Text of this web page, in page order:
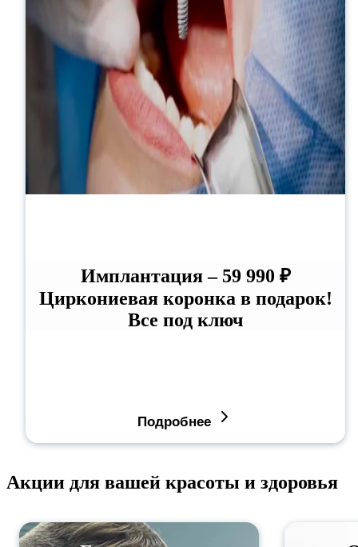
Имплантация – 59 990 ₽
Циркониевая коронка в подарок!
Все под ключ
Подробнее
Акции для вашей красоты и здоровья